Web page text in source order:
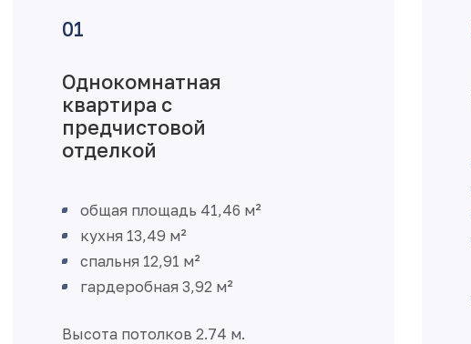
Однокомнатная
квартира с
предчистовой
отделкой
общая площадь 41,46 м²
кухня 13,49 м²
спальня 12,91 м²
гардеробная 3,92 м²
Высота потолков 2.74 м.